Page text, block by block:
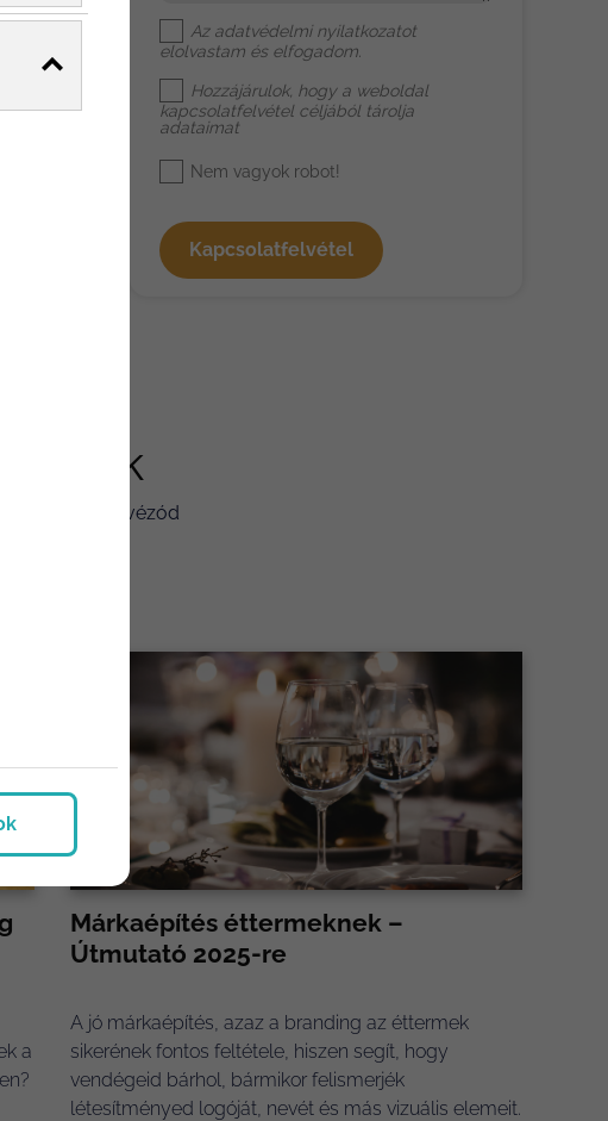
Az adatvédelmi nyilatkozatot
elolvastam és elfogadom.
Hozzájárulok, hogy a weboldal
kapcsolatfelvétel céljából tárolja
adataimat
Nem vagyok robot!
Kapcsolatfelvétel
hírek
bárod, kávézód
a
Márkaépítés éttermeknek –
Útmutató 2025-re
A jó márkaépítés, azaz a branding az éttermek
sikerének fontos feltétele, hiszen segít, hogy
vendégeid bárhol, bármikor felismerjék
létesítményed logóját, nevét és más vizuális elemeit.